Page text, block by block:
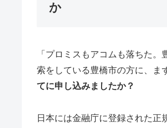
か
「プロミスもアコムも落ちた
索をしている豊橋市の方に、ま
てに申し込みましたか？
日本には金融庁に登録された正